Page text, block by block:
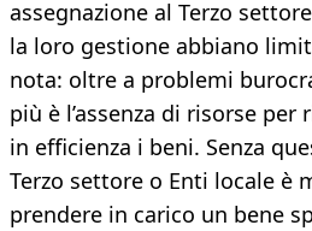
assegnazione al Terzo
la loro gestione abbiano
nota: oltre a problemi
più è l’assenza di risorse
in efficienza i beni. Senza
Terzo settore o Enti locale è
prendere in carico un bene